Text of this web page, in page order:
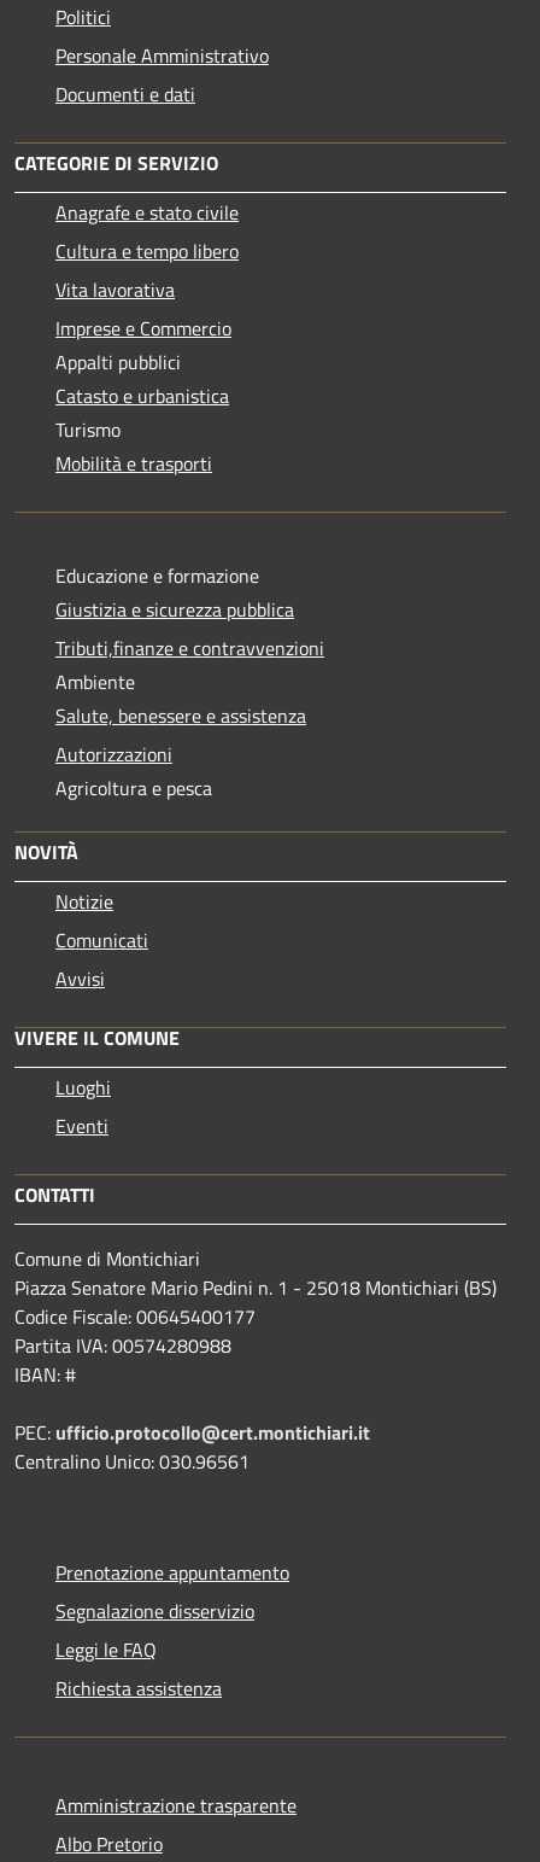
Politici
Personale Amministrativo
Documenti e dati
CATEGORIE DI SERVIZIO
Anagrafe e stato civile
Cultura e tempo libero
Vita lavorativa
Imprese e Commercio
Appalti pubblici
Catasto e urbanistica
Turismo
Mobilità e trasporti
Educazione e formazione
Giustizia e sicurezza pubblica
Tributi,finanze e contravvenzioni
Ambiente
Salute, benessere e assistenza
Autorizzazioni
Agricoltura e pesca
NOVITÀ
Notizie
Comunicati
Avvisi
VIVERE IL COMUNE
Luoghi
Eventi
CONTATTI
Comune di Montichiari
Piazza Senatore Mario Pedini n. 1 - 25018 Montichiari (BS)
Codice Fiscale: 00645400177
Partita IVA: 00574280988
IBAN: #
PEC: ufficio.protocollo@cert.montichiari.it
Centralino Unico: 030.96561
Prenotazione appuntamento
Segnalazione disservizio
Leggi le FAQ
Richiesta assistenza
Amministrazione trasparente
Albo Pretorio